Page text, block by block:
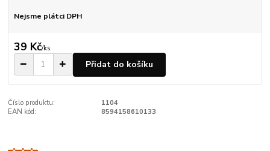
Nejsme plátci DPH
39 Kč/ks
Přidat do košíku
Číslo produktu:
1104
EAN kód:
8594158610133